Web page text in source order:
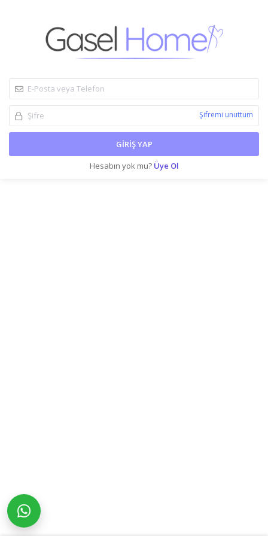
Şifremi unuttum
GIRIŞ YAP
Hesabın yok mu? Üye Ol